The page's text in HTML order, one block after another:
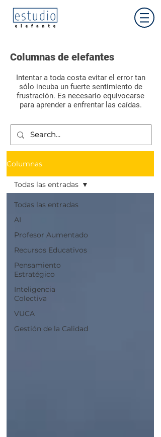
Columnas de elefantes
Intentar a toda costa evitar el error tan
sólo incuba un fuerte sentimiento de
frustración. Es necesario equivocarse
para aprender a enfrentar las caídas.
Columnas
Todas las entradas
AI
Profesor Aumentado
Recursos Educativos
Pensamiento
Estratégico
Inteligencia
Colectiva
VUCA
Gestión de la Calidad
Todas las entradas